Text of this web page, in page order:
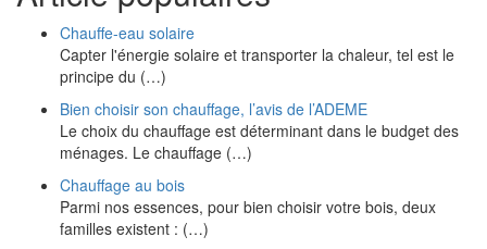
Chauffe-eau solaire
Capter l'énergie solaire et transporter la chaleur, tel est le
principe du (…)
Bien choisir son chauffage, l’avis de l’ADEME
Le choix du chauffage est déterminant dans le budget des
ménages. Le chauffage (…)
Chauffage au bois
Parmi nos essences, pour bien choisir votre bois, deux
familles existent : (…)